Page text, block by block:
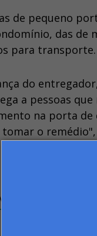
de pequeno
das
para transporte.
do
a pessoas
na porta
o
em